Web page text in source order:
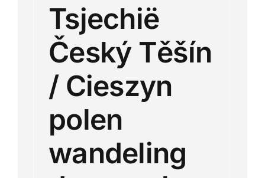
Tsjechië
Český Těšín
/ Cieszyn
polen
wandeling